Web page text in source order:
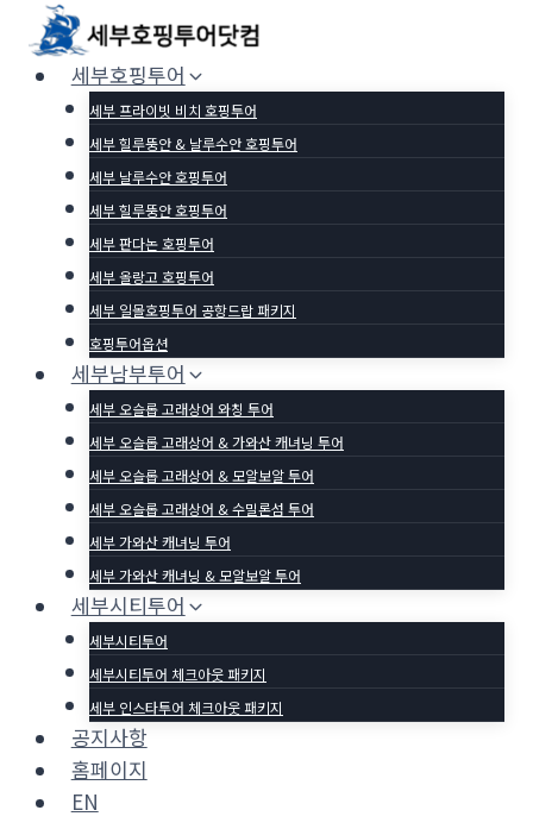
content세부호핑투어
세부 프라이빗 비치 호핑투어
세부 힐루뚱안 & 날루수안 호핑투어
세부 날루수안 호핑투어
세부 힐루뚱안 호핑투어
세부 판다논 호핑투어
세부 올랑고 호핑투어
세부 일몰호핑투어 공항드랍 패키지
호핑투어옵션
세부남부투어
세부 오슬롭 고래상어 와칭 투어
세부 오슬롭 고래상어 & 가와산 캐녀닝 투어
세부 오슬롭 고래상어 & 모알보알 투어
세부 오슬롭 고래상어 & 수밀론섬 투어
세부 가와산 캐녀닝 투어
세부 가와산 캐녀닝 & 모알보알 투어
세부시티투어
세부시티투어
세부시티투어 체크아웃 패키지
세부 인스타투어 체크아웃 패키지
공지사항
홈페이지
EN